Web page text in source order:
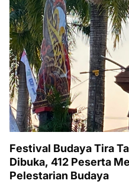
Festival Budaya Tira
Dibuka, 412 Peserta
Pelestarian Budaya